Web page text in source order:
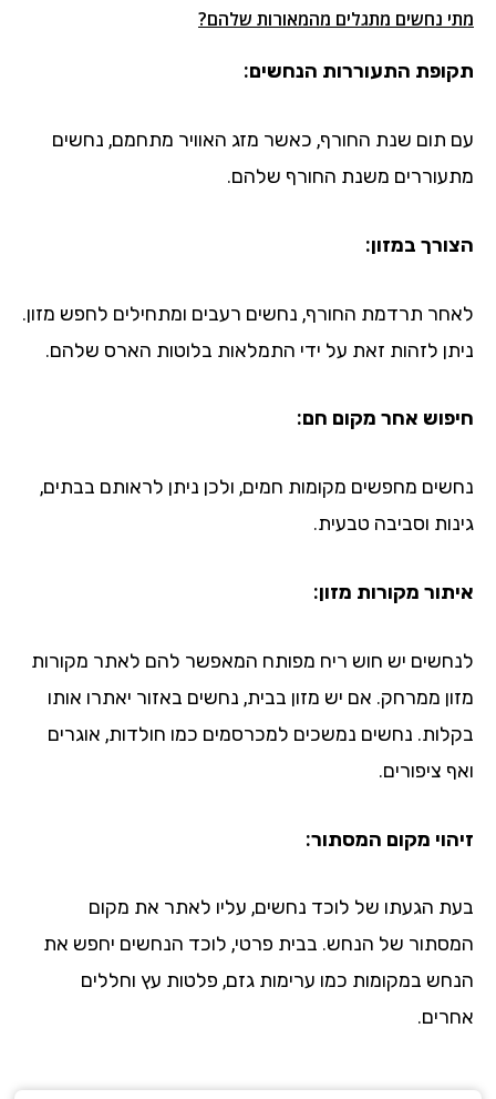
מתי נחשים מתגלים מהמאורות שלהם?
תקופת התעוררות הנחשים:
עם תום שנת החורף, כאשר מזג האוויר מתחמם, נחשים
מתעוררים משנת החורף שלהם.
הצורך במזון:
לאחר תרדמת החורף, נחשים רעבים ומתחילים לחפש מזון.
ניתן לזהות זאת על ידי התמלאות בלוטות הארס שלהם.
חיפוש אחר מקום חם:
נחשים מחפשים מקומות חמים, ולכן ניתן לראותם בבתים,
גינות וסביבה טבעית.
איתור מקורות מזון:
לנחשים יש חוש ריח מפותח המאפשר להם לאתר מקורות
מזון ממרחק. אם יש מזון בבית, נחשים באזור יאתרו אותו
בקלות. נחשים נמשכים למכרסמים כמו חולדות, אוגרים
ואף ציפורים.
זיהוי מקום המסתור:
בעת הגעתו של לוכד נחשים, עליו לאתר את מקום
המסתור של הנחש. בבית פרטי, לוכד הנחשים יחפש את
הנחש במקומות כמו ערימות גזם, פלטות עץ וחללים
אחרים.